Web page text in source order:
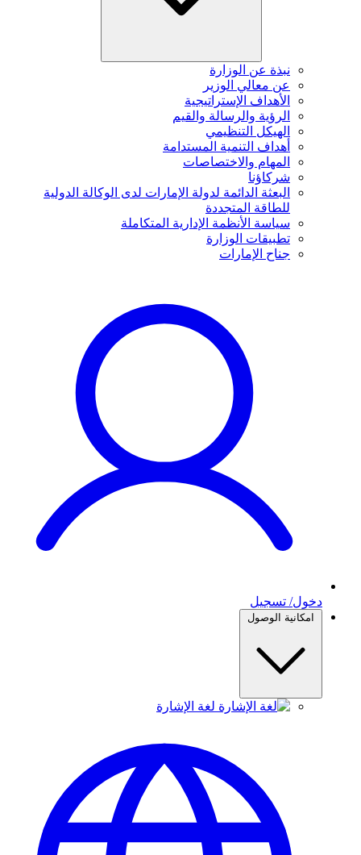
نبذة عن الوزارة
عن معالي الوزير
الأهداف الإستراتيجية
الرؤية والرسالة والقيم
الهيكل التنظيمي
أهداف التنمية المستدامة
المهام والاختصاصات
شركاؤنا
البعثة الدائمة لدولة الإمارات لدى الوكالة الدولية
للطاقة المتجددة
سياسة الأنظمة الإدارية المتكاملة
تطبيقات الوزارة
جناح الإمارات
دخول/ تسجيل
امكانية الوصول
لغة الإشارة